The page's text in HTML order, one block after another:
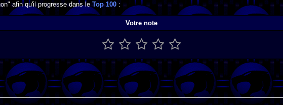
afin qu'il progresse dans leTop 100 :
Votre note